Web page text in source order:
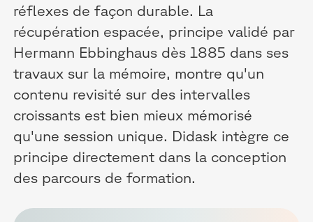
réflexes de façon durable. La
récupération espacée, principe validé par
Hermann Ebbinghaus dès 1885 dans ses
travaux sur la mémoire, montre qu'un
contenu revisité sur des intervalles
croissants est bien mieux mémorisé
qu'une session unique. Didask intègre ce
principe directement dans la conception
des parcours de formation.